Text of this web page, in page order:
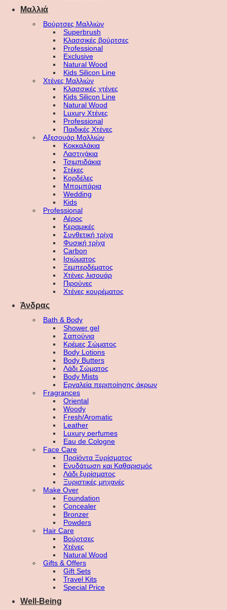
Μαλλιά
Βούρτσες Μαλλιών
Superbrush
Κλασσικές βούρτσες
Professional
Exclusive
Natural Wood
Kids Silicon Line
Χτένες Μαλλιών
Κλασσικές χτένες
Kids Silicon Line
Natural Wood
Luxury Χτένες
Professional
Παιδικές Χτένες
Αξεσουάρ Μαλλιών
Κοκκαλάκια
Λαστιχάκια
Τσιμπιδάκια
Στέκες
Κορδέλες
Μπομπάρια
Wedding
Kids
Professional
Αέρος
Κεραμικές
Συνθετική τρίχα
Φυσική τρίχα
Carbon
Ισιώματος
Ξεμπερδέματος
Χτένες λισουάρ
Πιρούνες
Χτένες κουρέματος
Άνδρας
Bath & Body
Shower gel
Σαπούνια
Κρέμες Σώματος
Body Lotions
Body Butters
Λάδι Σώματος
Body Mists
Εργαλεία περιποίησης άκρων
Fragrances
Oriental
Woody
Fresh/Aromatic
Leather
Luxury perfumes
Eau de Cologne
Face Care
Προϊόντα Ξυρίσματος
Ενυδάτωση και Καθαρισμός
Λάδι ξυρίσματος
Ξυριστικές μηχανές
Make Over
Foundation
Concealer
Bronzer
Powders
Hair Care
Βούρτσες
Χτένες
Natural Wood
Gifts & Offers
Gift Sets
Travel Kits
Special Price
Well-Being